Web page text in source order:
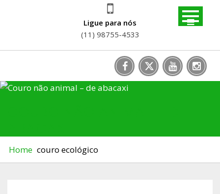
Ligue para nós
(11) 98755-4533
Home couro ecológico